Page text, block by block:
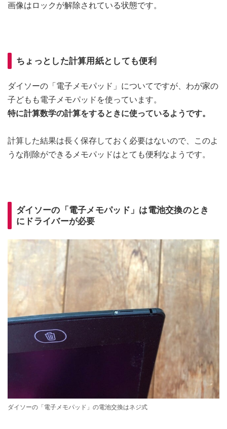
画像はロックが解除されている状態です。
ちょっとした計算用紙としても便利
ダイソーの「電子メモパッド」についてですが、わが家の
子どもも電子メモパッドを使っています。
特に計算数学の計算をするときに使っているようです。
計算した結果は長く保存しておく必要はないので、このよ
うな削除ができるメモパッドはとても便利なようです。
ダイソーの「電子メモパッド」は電池交換のとき
にドライバーが必要
ダイソーの「電子メモパッド」の電池交換はネジ式